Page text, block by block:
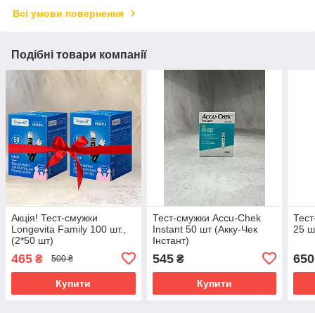
Всі умови повернення
Подібні товари компанії
Акція! Тест-смужки
Longevita Family 100 шт.,
(2*50 шт)
465 ₴ 500 ₴
Купити
Тест-смужки Accu-Chek
Instant 50 шт (Акку-Чек
Інстант)
545₴
Купити
25
650